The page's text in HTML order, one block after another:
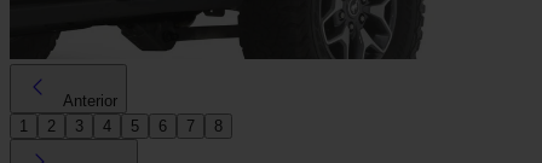
Anterior
1
2 3 4 5 6 7 8